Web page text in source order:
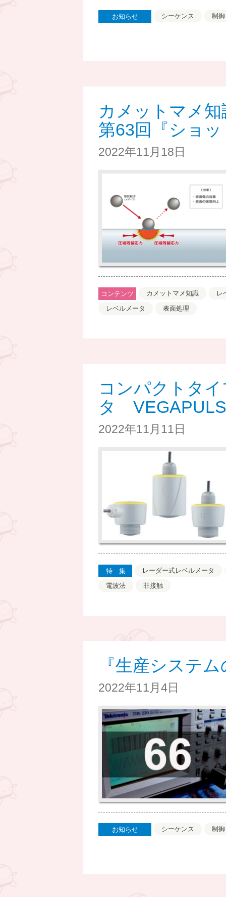
お知らせ シーケンス 制御
カメットマメ知
第63回『ショ
2022年11月18日
コンテンツ カメットマメ知識
レ
レベルメータ
表面処理
コンパクトタ
タ
2022年11月11日
特集
レーダー式レベルメータ
電波法
非接触
『生産システ
2022年11月4日
お知らせ シーケンス 制御